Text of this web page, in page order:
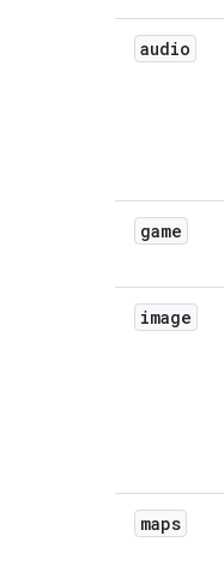
audio
game
image
maps